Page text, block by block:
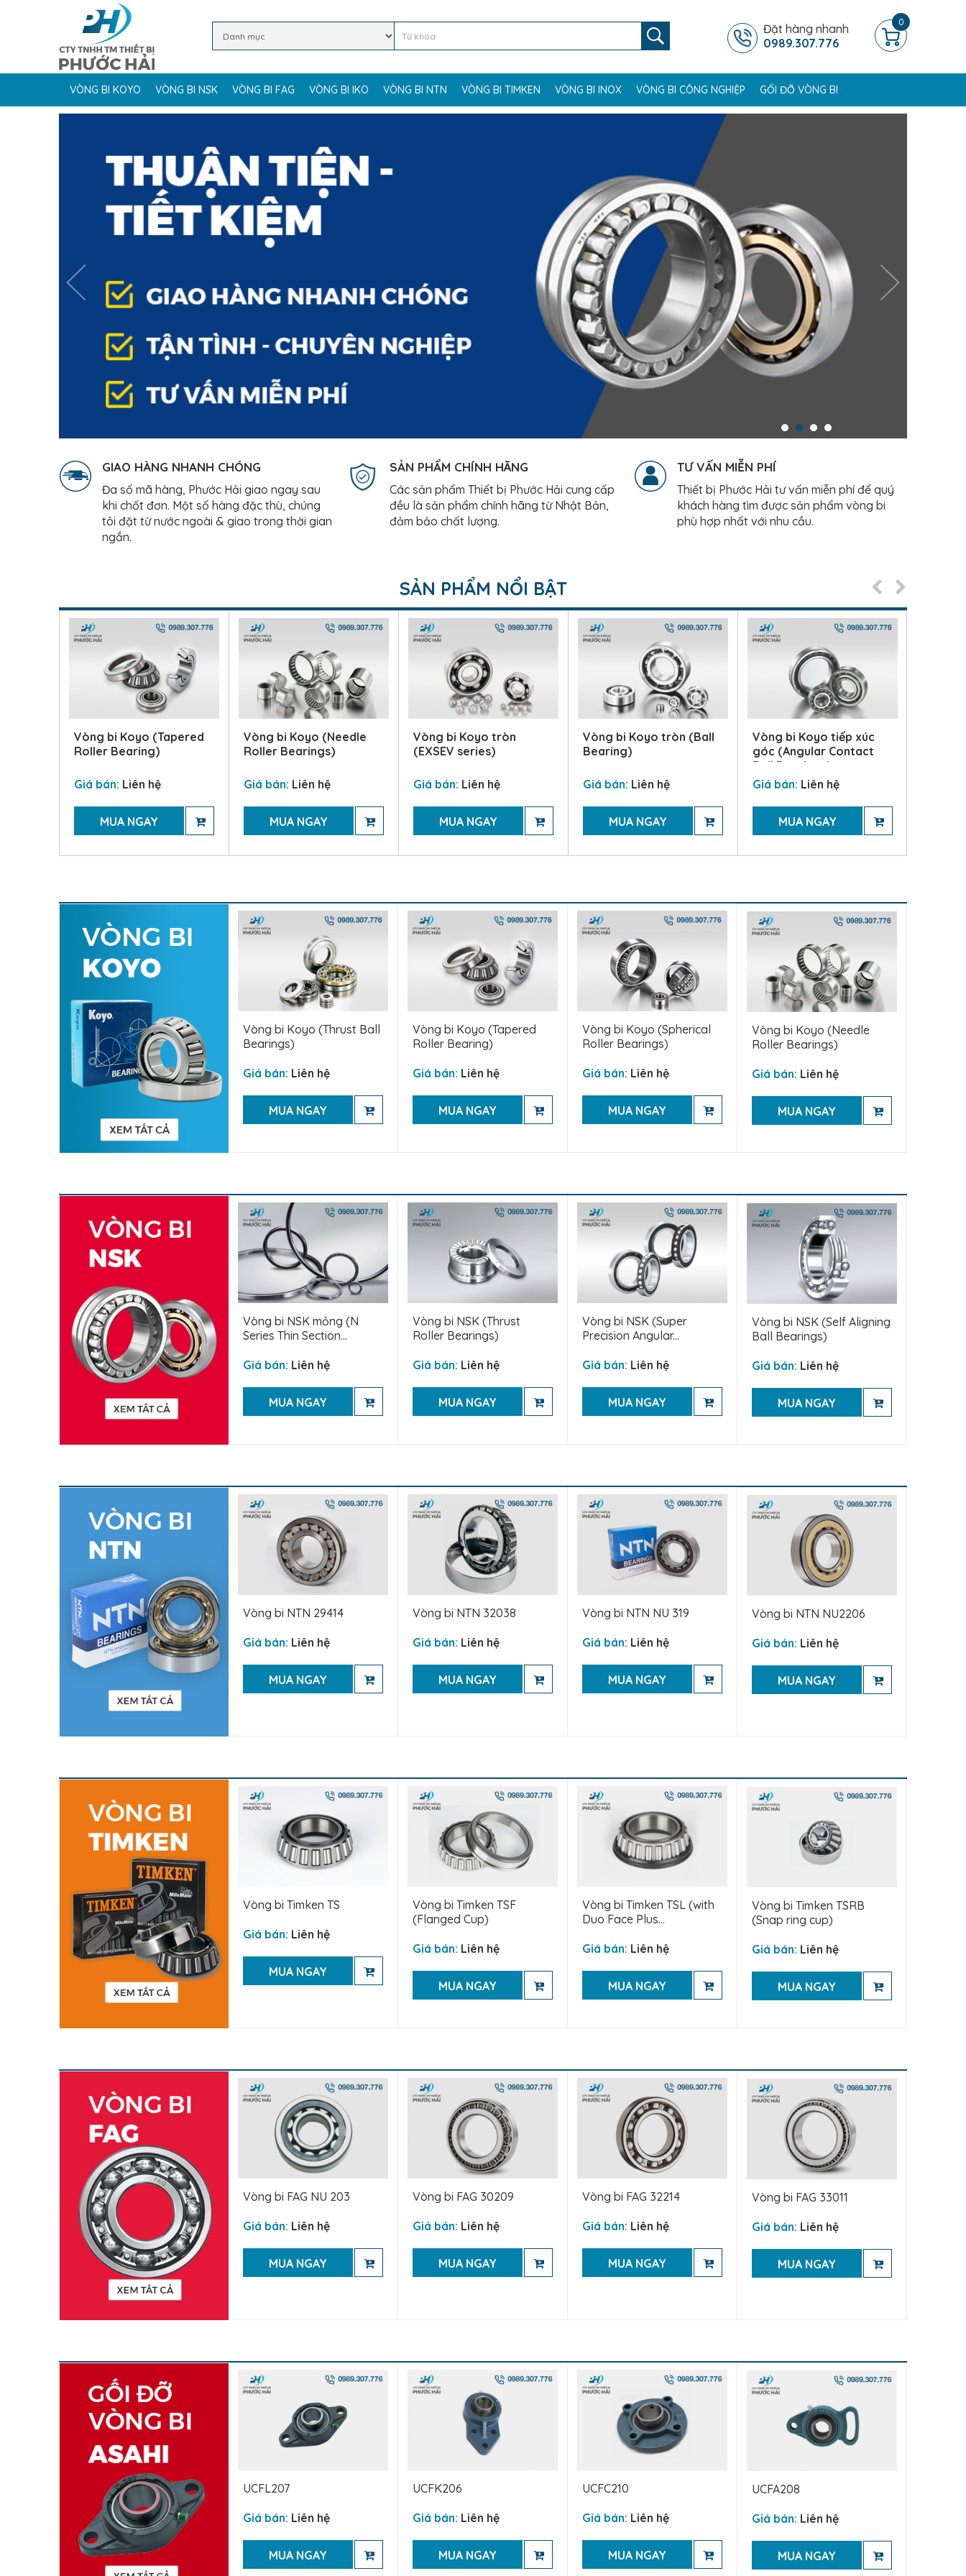
Đặt hàng nhanh
0989.307.776
0
VÒNG BI KOYO VÒNG BI NSK VÒNG BI FAG VÒNG BI IKO VÒNG BI NTN VÒNG BI TIMKEN VÒNG BI INOX VÒNG BI CÔNG NGHIỆP GỐI ĐỠ VÒNG BI
GIAO HÀNG NHANH CHÓNG
Đa số mã hàng, Phước Hải giao ngay sau
khi chốt đơn. Một số hàng đặc thù, chúng
tôi đặt từ nước ngoài & giao trong thời gian
ngắn.
SẢN PHẨM CHÍNH HÃNG
Các sản phẩm Thiết bị Phước Hải cung cấp
đều là sản phẩm chính hãng từ Nhật Bản,
đảm bảo chất lượng.
TƯ VẤN MIỄN PHÍ
Thiết bị Phước Hải tư vấn miễn phí để quý
khách hàng tìm được sản phẩm vòng bi
phù hợp nhất với nhu cầu.
SẢN PHẨM NỔI BẬT
Vòng bi Koyo (Tapered
Roller Bearing)
Giá bán: Liên hệ
MUA NGAY
Vòng bi Koyo (Needle
Roller Bearings)
Giá bán: Liên hệ
MUA NGAY
Vòng bi Koyo tròn
(EXSEV series)
Giá bán: Liên hệ
MUA NGAY
Vòng bi Koyo tròn (Ball
Bearing)
Giá bán: Liên hệ
MUA NGAY
Vòng bi Koyo tiếp xúc
góc (Angular Contact
Ball Bearings)
Giá bán: Liên hệ
MUA NGAY
Vòng bi Koyo (Thrust Ball
Bearings)
Giá bán: Liên hệ
MUA NGAY
Vòng bi Koyo (Tapered
Roller Bearing)
Giá bán: Liên hệ
MUA NGAY
Vòng bi Koyo (Spherical
Roller Bearings)
Giá bán: Liên hệ
MUA NGAY
Vòng bi Koyo (Needle
Roller Bearings)
Giá bán: Liên hệ
MUA NGAY
Vòng bi NSK mỏng (N
Series Thin Section...
Giá bán: Liên hệ
MUA NGAY
Vòng bi NSK (Thrust
Roller Bearings)
Giá bán: Liên hệ
MUA NGAY
Vòng bi NSK (Super
Precision Angular...
Giá bán: Liên hệ
MUA NGAY
Vòng bi NSK (Self Aligning
Ball Bearings)
Giá bán: Liên hệ
MUA NGAY
Vòng bi NTN 29414
Giá bán: Liên hệ
MUA NGAY
Vòng bi NTN 32038
Giá bán: Liên hệ
MUA NGAY
Vòng bi NTN NU 319
Giá bán: Liên hệ
MUA NGAY
Vòng bi NTN NU2206
Giá bán: Liên hệ
MUA NGAY
Vòng bi Timken TS
Giá bán: Liên hệ
MUA NGAY
Vòng bi Timken TSF
(Flanged Cup)
Giá bán: Liên hệ
MUA NGAY
Vòng bi Timken TSL (with
Duo Face Plus...
Giá bán: Liên hệ
MUA NGAY
Vòng bi Timken TSRB
(Snap ring cup)
Giá bán: Liên hệ
MUA NGAY
Vòng bi FAG NU 203
Giá bán: Liên hệ
MUA NGAY
Vòng bi FAG 30209
Giá bán: Liên hệ
MUA NGAY
Vòng bi FAG 32214
Giá bán: Liên hệ
MUA NGAY
Vòng bi FAG 33011
Giá bán: Liên hệ
MUA NGAY
UCFL207
Giá bán: Liên hệ
MUA NGAY
UCFK206
Giá bán: Liên hệ
MUA NGAY
UCFC210
Giá bán: Liên hệ
MUA NGAY
UCFA208
Giá bán: Liên hệ
MUA NGAY